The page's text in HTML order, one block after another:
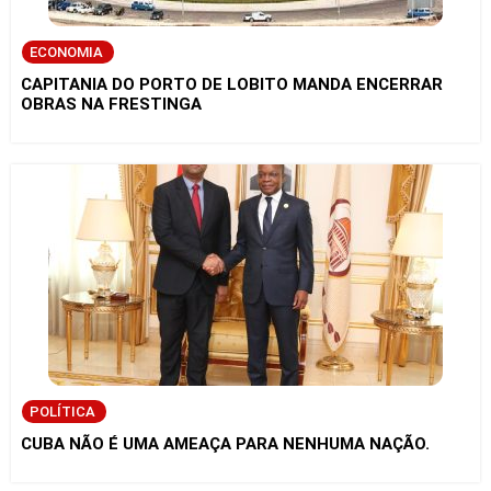
ECONOMIA
CAPITANIA DO PORTO DE LOBITO MANDA ENCERRAR
OBRAS NA FRESTINGA
POLÍTICA
CUBA NÃO É UMA AMEAÇA PARA NENHUMA NAÇÃO.